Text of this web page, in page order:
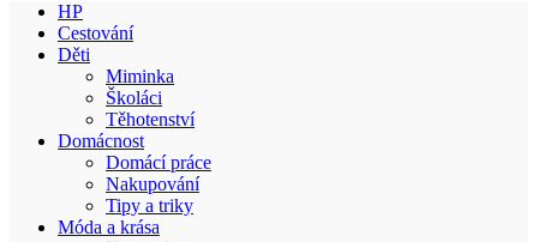
HP
Cestování
Děti
Miminka
Školáci
Těhotenství
Domácnost
Domácí práce
Nakupování
Tipy a triky
Móda a krása